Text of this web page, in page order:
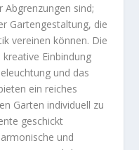
sind;
Gartengestaltung, die
vereinen können. Die
Einbindung
und das
ein reiches
Garten individuell zu
geschickt
und